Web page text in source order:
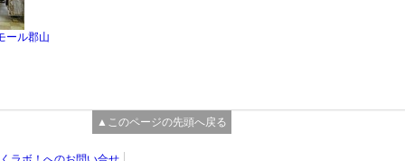
ール郡山
▲このページの先頭へ戻る